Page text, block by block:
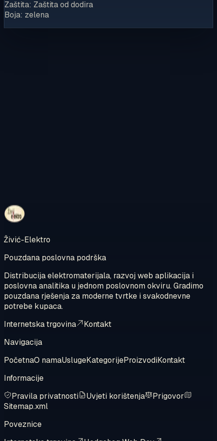
Zaštita: Zaštita od dodira
Boja: zelena
Pregledajte internetsku trgovinu
Živić-Elektro
Pouzdana poslovna podrška
Distribucija elektromaterijala, razvoj web aplikacija i
poslovna analitika u jednom poslovnom okviru. Gradimo
pouzdana rješenja za moderne tvrtke i svakodnevne
potrebe kupaca.
Internetska trgovina
Kontakt
Navigacija
PočetnaO namaUslugeKategorijeProizvodiKontakt
Informacije
Pravila privatnosti
Uvjeti korištenja
Prigovor
Sitemap.xml
Poveznice